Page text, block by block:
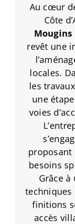
Au cœur
Côte
Mougins
revêt une
locales.
les
une
voies
proposant
besoins
Grâce
techniques
finitions
accès